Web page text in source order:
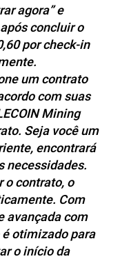
agora” e
concluir o
por check-in
um contrato
com suas
Mining
Seja você um
encontrará
necessidades.
o contrato, o
Com
avançada com
otimizado para
o início da